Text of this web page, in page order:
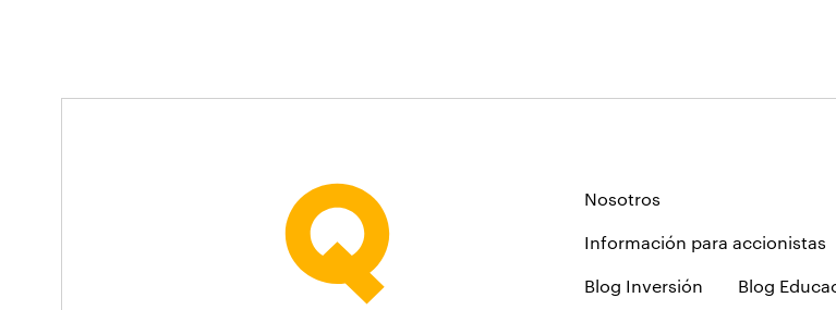
Nosotros
Información para accionistas
Blog Inversión Blog